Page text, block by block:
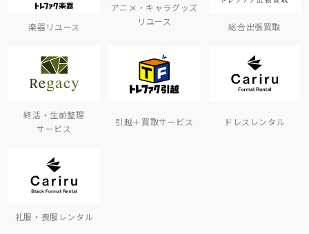
楽器リユース
アニメ・キャラグッズ
リユース
総合出張買取
終活・生前整理
サービス
引越＋買取サービス ドレスレンタル
礼服・喪服レンタル